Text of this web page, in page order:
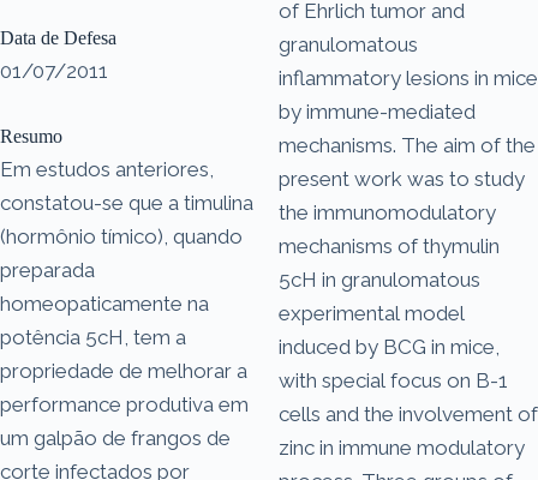
Data de Defesa
01/07/2011
Resumo
Em estudos anteriores,
constatou-se que a timulina
(hormônio tímico), quando
preparada
homeopaticamente na
potência 5cH, tem a
propriedade de melhorar a
performance produtiva em
um galpão de frangos de
corte infectados por
of Ehrlich tumor and
granulomatous
inflammatory lesions in mice
by immune-mediated
mechanisms. The aim of the
present work was to study
the immunomodulatory
mechanisms of thymulin
5cH in granulomatous
experimental model
induced by BCG in mice,
with special focus on B-1
cells and the involvement of
zinc in immune­ modulatory